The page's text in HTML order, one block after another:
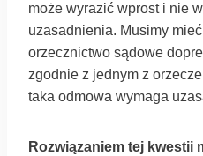
może wyrazić wprost i nie
uzasadnienia. Musimy
orzecznictwo sądowe
zgodnie z jednym z
taka odmowa wymaga
Rozwiązaniem tej kwestii